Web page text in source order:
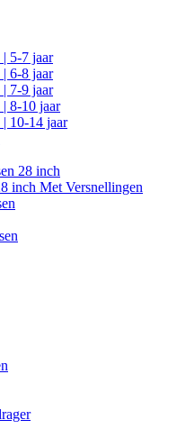
5-7 jaar
6-8 jaar
7-9 jaar
8-10 jaar
10-14 jaar
28 inch
inch Met Versnellingen